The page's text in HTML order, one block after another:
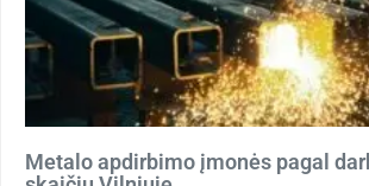
Metalo apdirbimo įmonės pagal